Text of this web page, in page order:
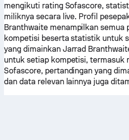
mengikuti rating Sofascore,
miliknya secara live. Profil
Branthwaite menampilkan semua
kompetisi beserta statistik untuk
yang dimainkan Jarrad
untuk setiap kompetisi, termasuk
Sofascore, pertandingan yang
dan data relevan lainnya juga